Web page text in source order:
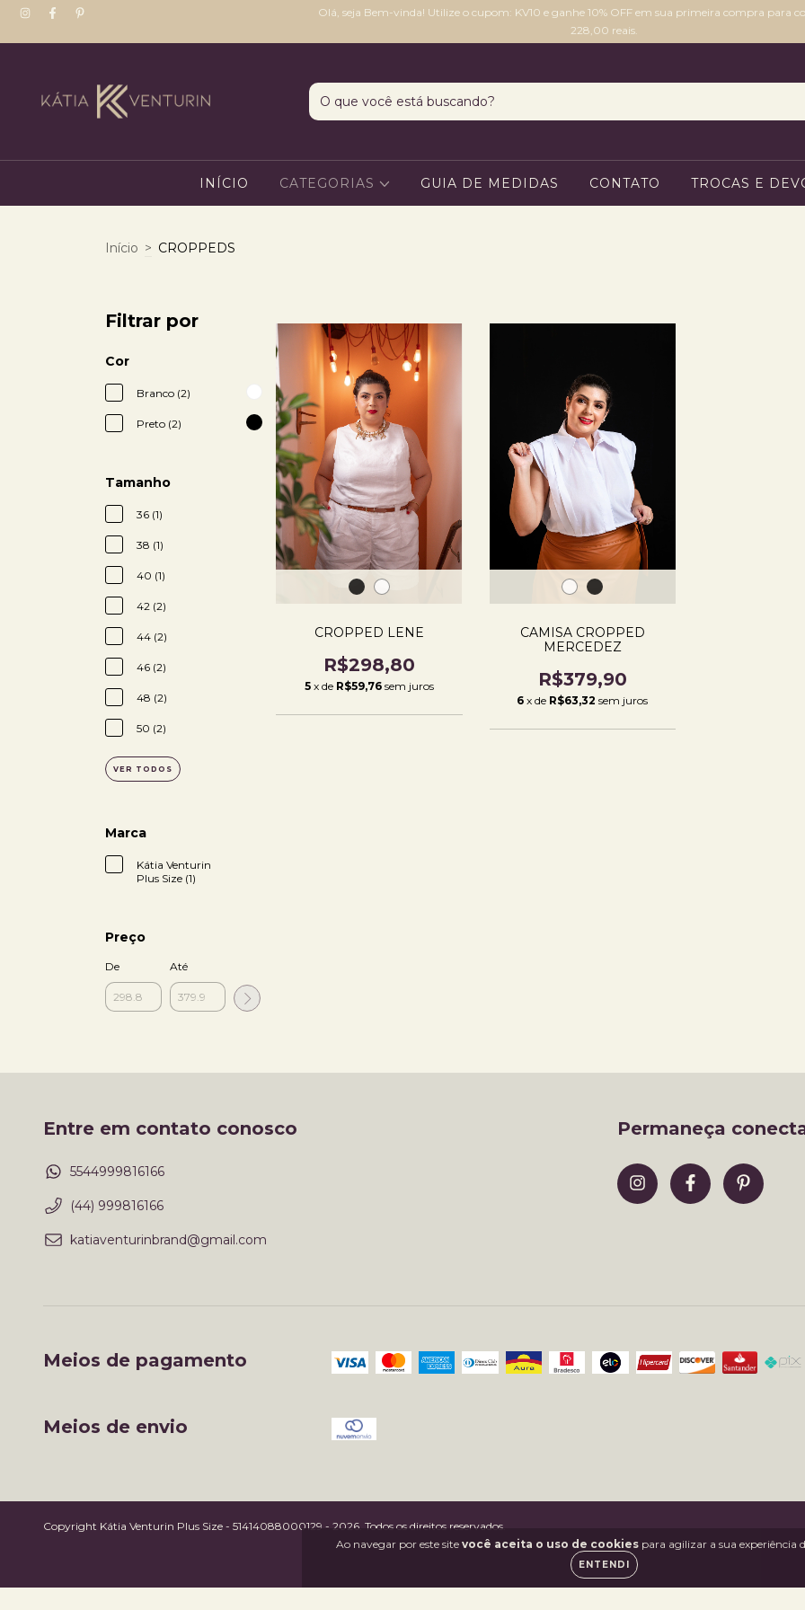
Olá, seja Bem-vinda! Utilize o cupom: KV10 e ganhe 10% OFF em sua primeira compra para
228,00 reais.
INÍCIO CATEGORIAS GUIA DE MEDIDAS CONTATO TROCAS E
Ao navegar por este site você aceita o uso de cookiespara agilizar a sua experiência
ENTENDI
Início > CROPPEDS
Filtrar por
Cor
Branco (2)
Preto (2)
Tamanho
36 (1)
38 (1)
40 (1)
42 (2)
44 (2)
46 (2)
48 (2)
50 (2)
VER TODOS
Marca
Kátia Venturin
Plus Size (1)
Preço
De Até
CROPPED LENE
R$298,80
5 x de R$59,76 sem juros
CAMISA CROPPED
MERCEDEZ
R$379,90
6 x de R$63,32 sem juros
Entre em contato conosco
5544999816166
(44) 999816166
katiaventurinbrand@gmail.com
Permaneça
Meios de pagamento
Meios de envio
Copyright Kátia Venturin Plus Size - 51414088000129 - 2026. Todos os direitos reservados.